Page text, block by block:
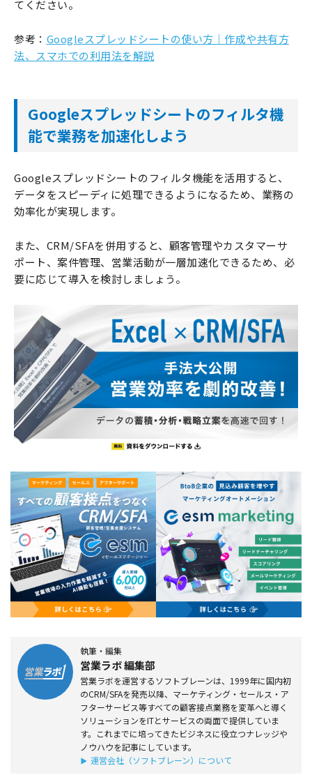
てください。
参考： Googleスプレッドシートの使い方｜作成や共有方
法、スマホでの利用法を解説
Googleスプレッドシートのフィルタ機
能で業務を加速化しよう
Googleスプレッドシートのフィルタ機能を活用すると、
データをスピーディに処理できるようになるため、業務の
効率化が実現します。
また、CRM/SFAを併用すると、顧客管理やカスタマーサ
ポート、案件管理、営業活動が一層加速化できるため、必
要に応じて導入を検討しましょう。
執筆・編集
営業ラボ 編集部
営業ラボを運営するソフトブレーンは、1999年に国内初
のCRM/SFAを発売以降、マーケティング・セールス・ア
フターサービス等すべての顧客接点業務を変革へと導く
ソリューションをITとサービスの両面で提供していま
す。これまでに培ってきたビジネスに役立つナレッジや
ノウハウを記事にしています。
運営会社（ソフトブレーン）について